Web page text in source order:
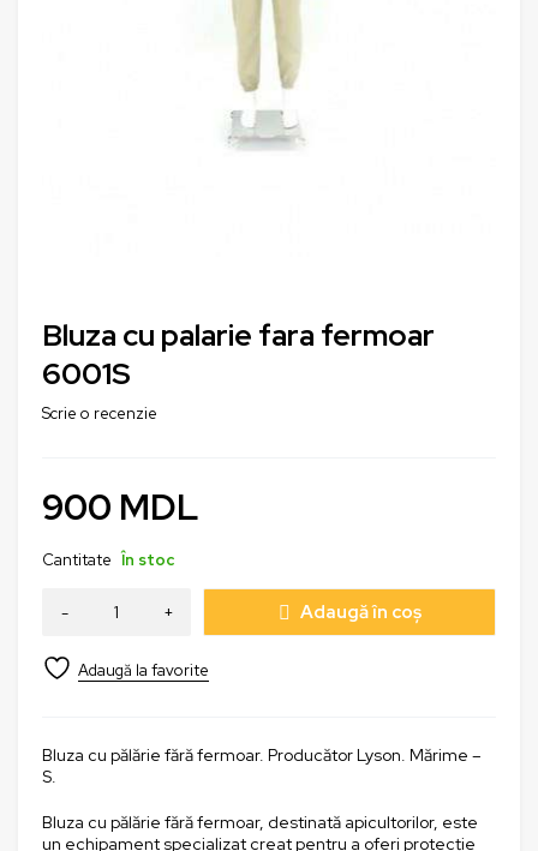
Bluza cu palarie fara fermoar
6001S
Scrie o recenzie
Bluza cu pălărie fără fermoar. Producător Lyson. Mărime –
S.
Bluza cu pălărie fără fermoar, destinată apicultorilor, este
un echipament specializat creat pentru a oferi protecție
900 MDL
Cantitate În stoc
Adaugă în coș